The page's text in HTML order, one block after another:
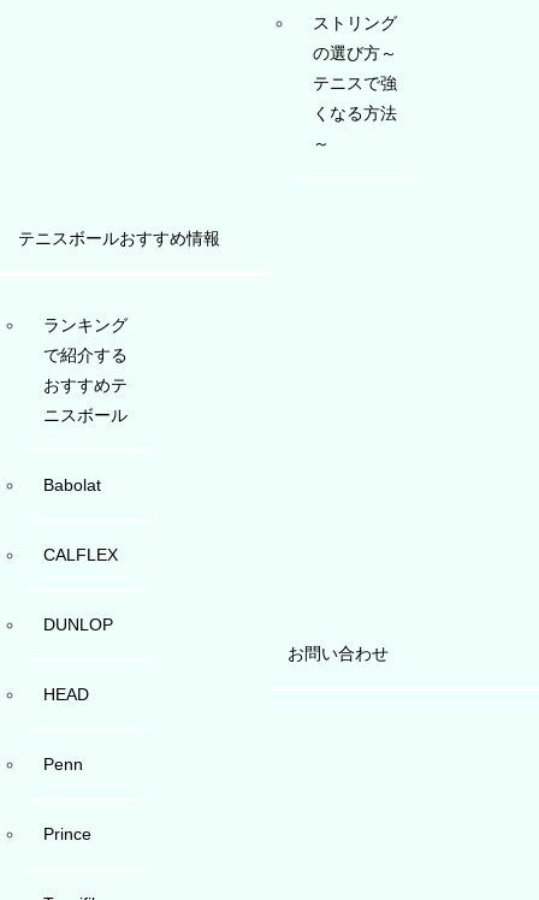
ストリング
の選び方～
テニスで強
くなる方法
～
テニスボールおすすめ情報
ランキング
で紹介する
おすすめテ
ニスボール
Babolat
CALFLEX
DUNLOP
HEAD
Penn
Prince
お問い合わせ